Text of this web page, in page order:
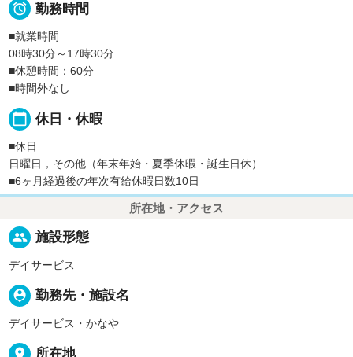
 勤務時間
■就業時間
08時30分～17時30分
■休憩時間：60分
■時間外なし
calendar_today 休日・休暇
■休日
日曜日，その他（年末年始・夏季休暇・誕生日休）
■6ヶ月経過後の年次有給休暇日数10日
所在地・アクセス
people 施設形態
デイサービス
person_pin 勤務先・施設名
デイサービス・かなや
place 所在地